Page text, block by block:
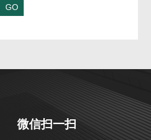
微信扫一扫